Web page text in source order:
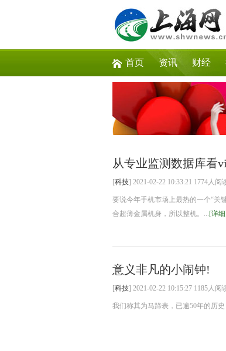
首页 资讯 财经
从专业监测数据库看
[科技] 2021-02-22 10:33:21 1774人阅
要说今年手机市场上最热的一个“关
合超薄金属机身，所以整机。...[详
意义非凡的小闹钟!
[科技] 2021-02-22 10:15:27 1185人阅
我们称其为马蹄表，已逾50年的历